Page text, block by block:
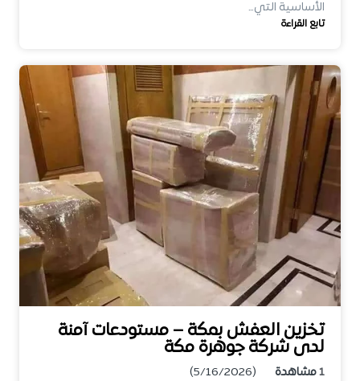
الأساسية التي…
تابع القراءة
تخزين العفش بمكة – مستودعات آمنة
لدى شركة جوهرة مكة
1مشاهدة
(5/16/2026)